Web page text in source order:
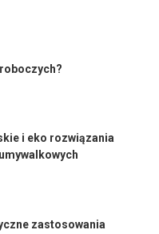
i eko rozwiązania
zastosowania